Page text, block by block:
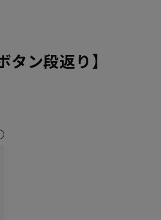
YA8 YA9 YA10
ン段返り】